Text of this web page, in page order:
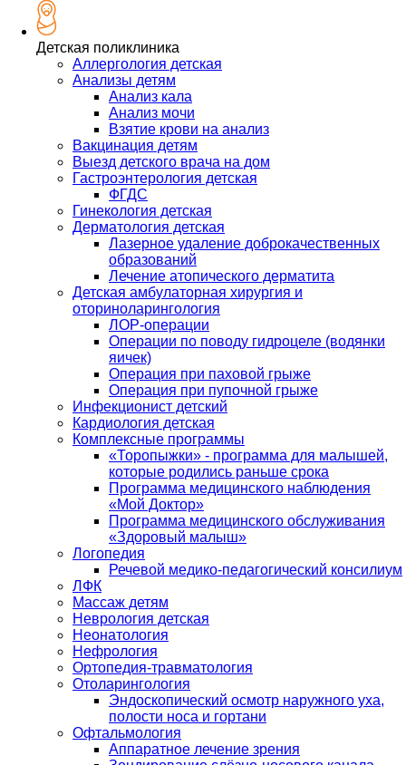
Детская поликлиника
Аллергология детская
Анализы детям
Анализ кала
Анализ мочи
Взятие крови на анализ
Вакцинация детям
Выезд детского врача на дом
Гастроэнтерология детская
ФГДС
Гинекология детская
Дерматология детская
Лазерное удаление доброкачественных
образований
Лечение атопического дерматита
Детская амбулаторная хирургия и
оториноларингология
ЛОР-операции
Операции по поводу гидроцеле (водянки
яичек)
Операция при паховой грыже
Операция при пупочной грыже
Инфекционист детский
Кардиология детская
Комплексные программы
«Торопыжки» - программа для малышей,
которые родились раньше срока
Программа медицинского наблюдения
«Мой Доктор»
Программа медицинского обслуживания
«Здоровый малыш»
Логопедия
Речевой медико-педагогический консилиум
ЛФК
Массаж детям
Неврология детская
Неонатология
Нефрология
Ортопедия-травматология
Отоларингология
Эндоскопический осмотр наружного уха,
полости носа и гортани
Офтальмология
Аппаратное лечение зрения